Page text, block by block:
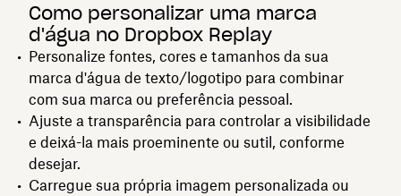
Como personalizar uma marca
d'água no Dropbox Replay
Personalize fontes, cores e tamanhos da sua
marca d'água de texto/logotipo para combinar
com sua marca ou preferência pessoal.
Ajuste a transparência para controlar a visibilidade
e deixá-la mais proeminente ou sutil, conforme
desejar.
Carregue sua própria imagem personalizada ou